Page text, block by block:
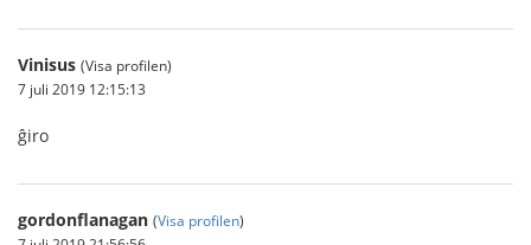
Vinisus (Visa profilen)
7 juli 2019 12:15:13
ĝiro
gordonflanagan (Visa profilen)